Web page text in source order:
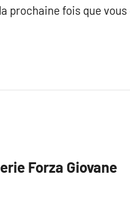
prochaine fois que
Forza Giovane